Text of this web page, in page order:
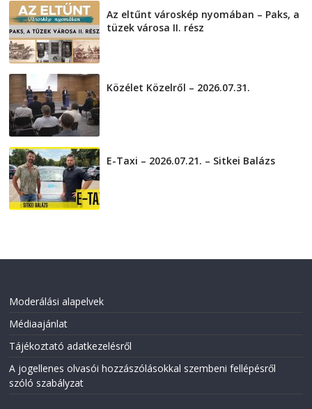
Az eltűnt városkép nyomában – Paks, a
tüzek városa II. rész
Közélet Közelről – 2026.07.31.
E-Taxi – 2026.07.21. – Sitkei Balázs
Moderálási alapelvek
Médiaajánlat
Tájékoztató adatkezelésről
A jogellenes olvasói hozzászólásokkal szembeni fellépésről
szóló szabályzat